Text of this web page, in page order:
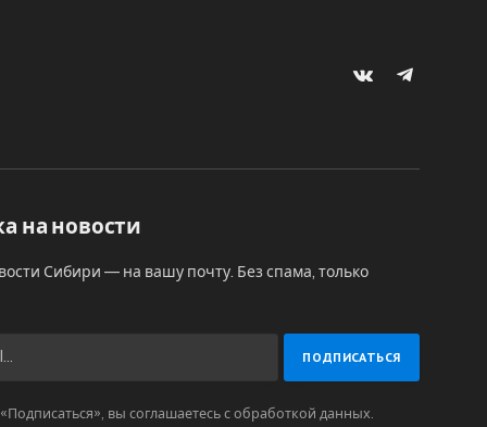
VKontakteTelegram
на новости
Сибири — на вашу почту. Без спама, только
вы соглашаетесь с обработкой данных.